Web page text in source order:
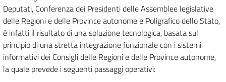
Deputati, Conferenza dei Presidenti delle Assemblee legislative
delle Regioni e delle Province autonome e Poligrafico dello Stato,
è infatti il risultato di una soluzione tecnologica, basata sul
principio di una stretta integrazione funzionale con i sistemi
informativi dei Consigli delle Regioni e delle Province autonome,
la quale prevede i seguenti passaggi operativi: